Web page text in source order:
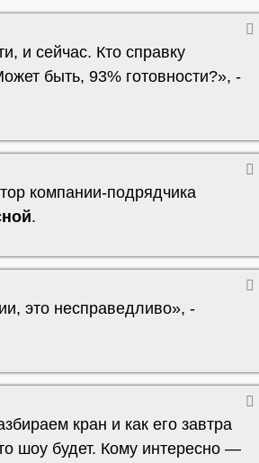
и сейчас. Кто справку
быть, 93% готовности?», -
компании-подрядчика
.
это несправедливо», -
кран и как его завтра
шоу будет. Кому интересно —